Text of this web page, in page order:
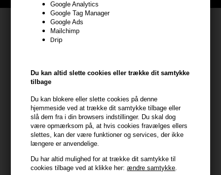
Google Analytics
Google Tag Manager
Google Ads
Mailchimp
Drip
Du kan altid slette cookies eller trække dit samtykke
tilbage
Du kan blokere eller slette cookies på denne
hjemmeside ved at trække dit samtykke tilbage eller
slå dem fra i din browsers indstillinger. Du skal dog
være opmærksom på, at hvis cookies fravælges ellers
slettes, kan der være funktioner og services, der ikke
længere er anvendelige.
Du har altid mulighed for at trække dit samtykke til
cookies tilbage ved at klikke her:ændre samtykke
Kundeservice
CVR: 44874253
Tlf. 23839799 (hverdage 9-14)
Modtag tilbud mm